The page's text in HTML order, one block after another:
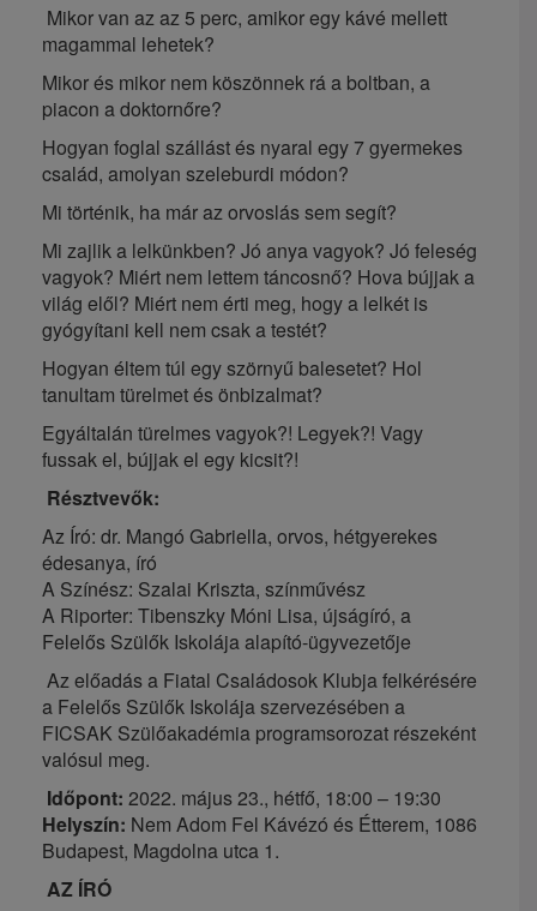
Mikor van az az 5 perc, amikor egy kávé mellett
magammal lehetek?
Mikor és mikor nem köszönnek rá a boltban, a
piacon a doktornőre?
Hogyan foglal szállást és nyaral egy 7 gyermekes
család, amolyan szeleburdi módon?
Mi történik, ha már az orvoslás sem segít?
Mi zajlik a lelkünkben? Jó anya vagyok? Jó feleség
vagyok? Miért nem lettem táncosnő? Hova bújjak a
világ elől? Miért nem érti meg, hogy a lelkét is
gyógyítani kell nem csak a testét?
Hogyan éltem túl egy szörnyű balesetet? Hol
tanultam türelmet és önbizalmat?
Egyáltalán türelmes vagyok?! Legyek?! Vagy
fussak el, bújjak el egy kicsit?!
Résztvevők:
Az Író: dr. Mangó Gabriella, orvos, hétgyerekes
édesanya, író
A Színész: Szalai Kriszta, színművész
A Riporter: Tibenszky Móni Lisa, újságíró, a
Felelős Szülők Iskolája alapító-ügyvezetője
Az előadás a Fiatal Családosok Klubja felkérésére
a Felelős Szülők Iskolája szervezésében a
FICSAK Szülőakadémia programsorozat részeként
valósul meg.
Időpont: 2022. május 23., hétfő, 18:00 – 19:30
Helyszín: Nem Adom Fel Kávézó és Étterem, 1086
Budapest, Magdolna utca 1.
AZ ÍRÓ